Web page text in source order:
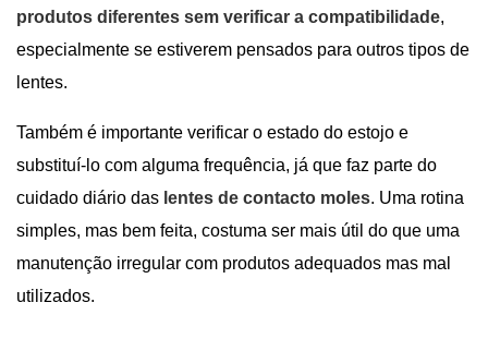
produtos diferentes sem verificar a compatibilidade,
especialmente se estiverem pensados para outros tipos de
lentes.
Também é importante verificar o estado do estojo e
substituí-lo com alguma frequência, já que faz parte do
cuidado diário das lentes de contacto moles. Uma rotina
simples, mas bem feita, costuma ser mais útil do que uma
manutenção irregular com produtos adequados mas mal
utilizados.